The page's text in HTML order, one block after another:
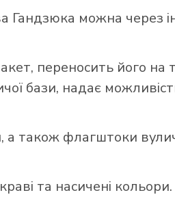
Гандзюка можна через
переносить його на
бази, надає
а також флагштоки
та насичені